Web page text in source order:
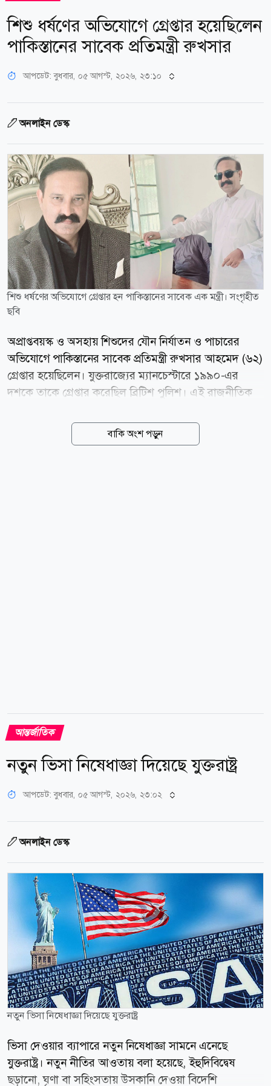
শিশু ধর্ষণের অভিযোগে গ্রেপ্তার হয়েছিলেন
পাকিস্তানের সাবেক প্রতিমন্ত্রী রুখসার
আপডেট: বুধবার, ০৫ আগস্ট, ২০২৬, ২৩:১০
অনলাইন ডেস্ক
শিশু ধর্ষণের অভিযোগে গ্রেপ্তার হন পাকিস্তানের সাবেক এক মন্ত্রী। সংগৃহীত
ছবি
অপ্রাপ্তবয়স্ক ও অসহায় শিশুদের যৌন নির্যাতন ও পাচারের
অভিযোগে পাকিস্তানের সাবেক প্রতিমন্ত্রী রুখসার আহমেদ (৬২)
গ্রেপ্তার হয়েছিলেন। যুক্তরাজ্যের ম্যানচেস্টারে ১৯৯০-এর
দশকে তাকে গ্রেপ্তার করেছিল ব্রিটিশ পুলিশ। এই রাজনীতিক
(পিএমএল-এন) রাজনীতিতে জড়িত ছিলেন। তিনি পাকিস্তানের
প্রধানমন্ত্রী শাহবাজ শরিফের দল থেকে গত সপ্তাহে আজাদ জম্মু
বাকি অংশ পড়ুন
আন্তর্জাতিক
নতুন ভিসা নিষেধাজ্ঞা দিয়েছে যুক্তরাষ্ট্র
আপডেট: বুধবার, ০৫ আগস্ট, ২০২৬, ২৩:০২
অনলাইন ডেস্ক
নতুন ভিসা নিষেধাজ্ঞা দিয়েছে যুক্তরাষ্ট্র
ভিসা দেওয়ার ব্যাপারে নতুন নিষেধাজ্ঞা সামনে এনেছে
যুক্তরাষ্ট্র। নতুন নীতির আওতায় বলা হয়েছে, ইহুদিবিদ্বেষ
ছড়ানো, ঘৃণা বা সহিংসতায় উসকানি দেওয়া বিদেশি